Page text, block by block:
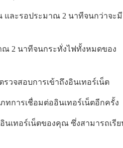
และรอประมาณ 2 นาทีจนกว่าจะมี
ณ 2 นาทีจนกระทั่งไฟทั้งหมดของ
วจสอบการเข้าถึงอินเทอร์เน็ต
ทการเชื่อมต่ออินเทอร์เน็ตอีกครั้ง
นเทอร์เน็ตของคุณ ซึ่งสามารถเรี